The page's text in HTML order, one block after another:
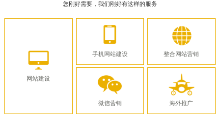
您刚好需要，我们刚好有这样的服务
网站建设
手机网站建设
微信营销
整合网站营销
海外推广